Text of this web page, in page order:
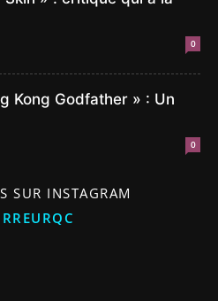
0
Kong Godfather » : Un
0
SUR INSTAGRAM